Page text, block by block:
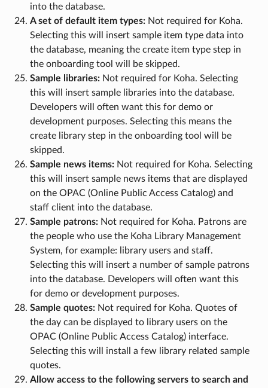
into the database.
A set of default item types:Not required for Koha.
Selecting this will insert sample item type data into
the database, meaning the create item type step in
the onboarding tool will be skipped.
Sample libraries:Not required for Koha. Selecting
this will insert sample libraries into the database.
Developers will often want this for demo or
development purposes. Selecting this means the
create library step in the onboarding tool will be
skipped.
Sample news items:Not required for Koha. Selecting
this will insert sample news items that are displayed
on the OPAC (Online Public Access Catalog) and
staff client into the database.
Sample patrons:Not required for Koha. Patrons are
the people who use the Koha Library Management
System, for example: library users and staff.
Selecting this will insert a number of sample patrons
into the database. Developers will often want this
for demo or development purposes.
Sample quotes:Not required for Koha. Quotes of
the day can be displayed to library users on the
OPAC (Online Public Access Catalog) interface.
Selecting this will install a few library related sample
quotes.
Allow access to the following servers to search and